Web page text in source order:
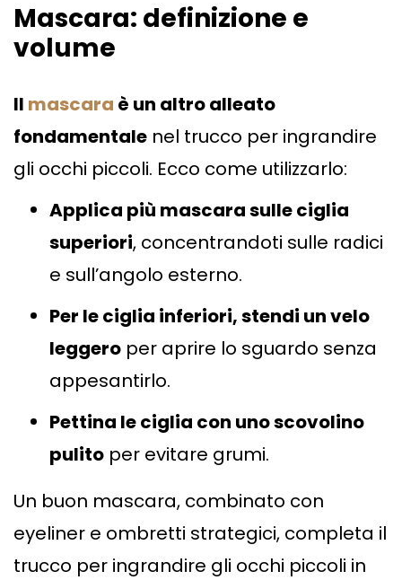
Mascara: definizione e
volume
Il mascara è un altro alleato
fondamentale nel trucco per ingrandire
gli occhi piccoli. Ecco come utilizzarlo:
Applica più mascara sulle ciglia
superiori, concentrandoti sulle radici
e sull’angolo esterno.
Per le ciglia inferiori, stendi un velo
leggero per aprire lo sguardo senza
appesantirlo.
Pettina le ciglia con uno scovolino
pulito per evitare grumi.
Un buon mascara, combinato con
eyeliner e ombretti strategici, completa il
trucco per ingrandire gli occhi piccoli in